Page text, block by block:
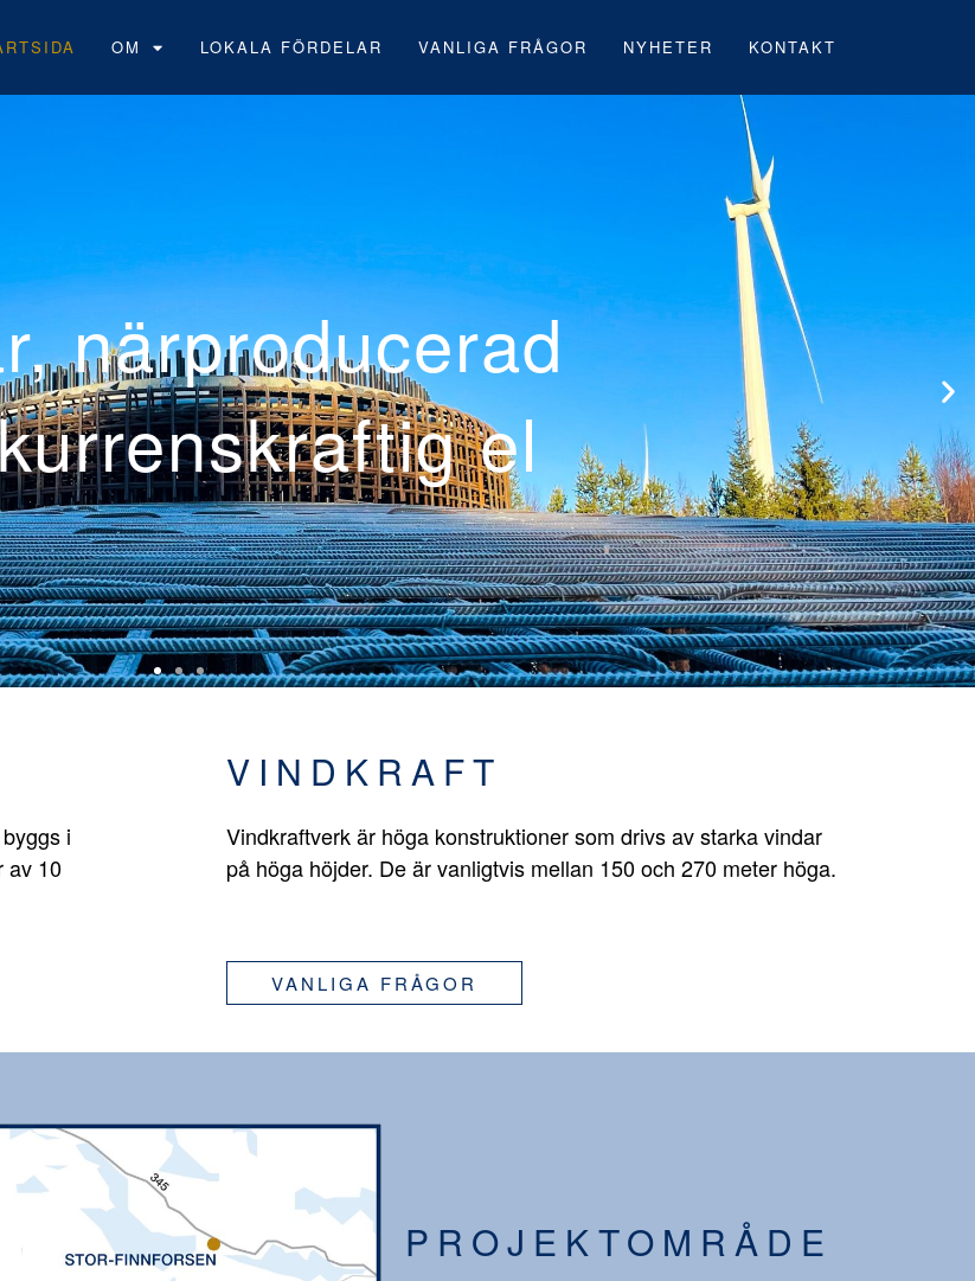
OM LOKALA FÖRDELAR VANLIGA FRÅGOR NYHETER KONTAKT
första svenska
under byggnation
i
av 10
VINDKRAFT
Vindkraftverk är höga konstruktioner som drivs av starka vindar
på höga höjder. De är vanligtvis mellan 150 och 270 meter höga.
VANLIGA FRÅGOR
PROJEKTOMRÅDE